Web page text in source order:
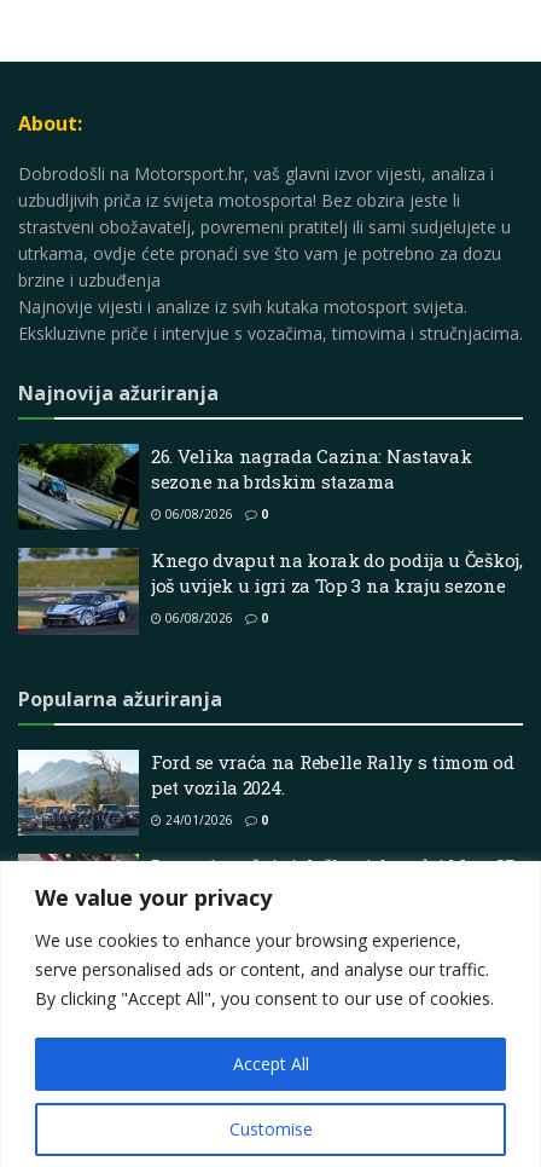
We value your privacy
We use cookies to enhance your browsing experience,
serve personalised ads or content, and analyse our traffic.
By clicking "Accept All", you consent to our use of cookies.
Customise
Accept All
About:
Dobrodošli na Motorsport.hr, vaš glavni izvor vijesti, analiza i
uzbudljivih priča iz svijeta motosporta! Bez obzira jeste li
strastveni obožavatelj, povremeni pratitelj ili sami sudjelujete u
utrkama, ovdje ćete pronaći sve što vam je potrebno za dozu
brzine i uzbuđenja
Najnovije vijesti i analize iz svih kutaka motosport svijeta.
Ekskluzivne priče i intervjue s vozačima, timovima i stručnjacima.
Najnovija ažuriranja
26. Velika nagrada Cazina: Nastavak
sezone na brdskim stazama
06/08/2026 0
Knego dvaput na korak do podija u Češkoj,
još uvijek u igri za Top 3 na kraju sezone
06/08/2026 0
Popularna ažuriranja
Ford se vraća na Rebelle Rally s timom od
pet vozila 2024.
24/01/2026 0
Dorna istražuje izložbeni događaj MotoGP
na Austin F1 GP-u
Contact
Privacy Policy
Terms Marketing i oglašavanje